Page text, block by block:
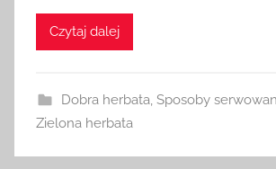
Czytaj dalej
Dobra herbata, Sposoby
Zielona herbata